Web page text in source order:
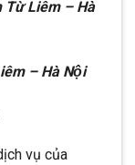
Từ Liêm – Hà
– Hà Nội
vụ của